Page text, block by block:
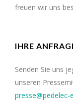
freuen wir uns
IHRE
Senden Sie uns
unseren